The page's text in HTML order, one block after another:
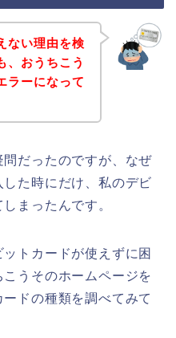
ない理由を検
、おうちこう
ラーになって
だったのですが、なぜ
た時にだけ、私のデビ
まったんです。
トカードが使えずに困
うそのホームページを
ドの種類を調べてみて